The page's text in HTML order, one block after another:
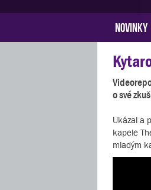
NOVINKY
o své
Ukázal a
kapele
mladým